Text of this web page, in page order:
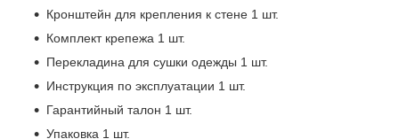
Кронштейн для крепления к стене 1 шт.
Комплект крепежа 1 шт.
Перекладина для сушки одежды 1 шт.
Инструкция по эксплуатации 1 шт.
Гарантийный талон 1 шт.
Упаковка 1 шт.